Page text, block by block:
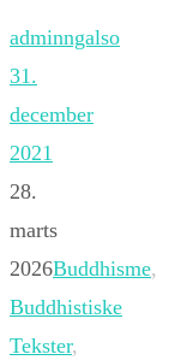
adminngalso
31.
december
2021
28.
marts
2026Buddhisme,
Buddhistiske
Tekster,